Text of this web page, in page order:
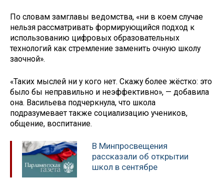
По словам замглавы ведомства, «ни в коем случае
нельзя рассматривать формирующийся подход к
использованию цифровых образовательных
технологий как стремление заменить очную школу
заочной».
«Таких мыслей ни у кого нет. Скажу более жёстко: это
было бы неправильно и неэффективно», — добавила
она. Васильева подчеркнула, что школа
подразумевает также социализацию учеников,
общение, воспитание.
В Минпросвещения
рассказали об открытии
школ в сентябре